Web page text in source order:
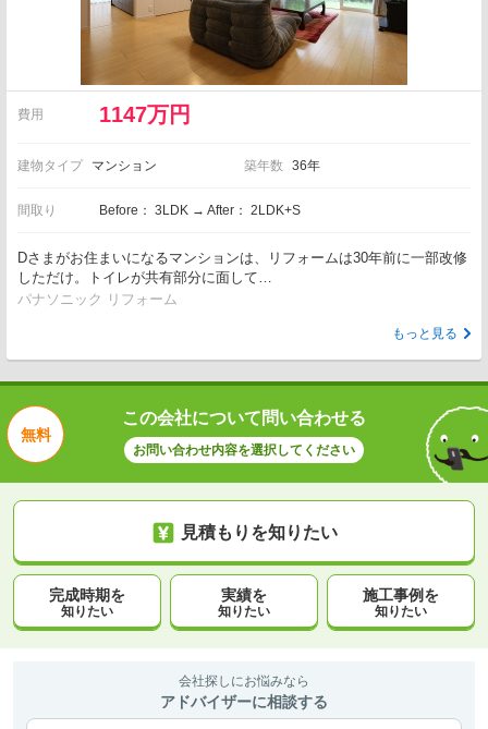
費用 1147万円
建物タイプ マンション 築年数 36年
間取り Before： 3LDK → After： 2LDK+S
Dさまがお住まいになるマンションは、リフォームは30年前に一部改修
しただけ。トイレが共有部分に面して…
パナソニック リフォーム
もっと見る
無料
この会社について問い合わせる
お問い合わせ内容を選択してください
見積もりを知りたい
完成時期を
知りたい
実績を
知りたい
施工事例を
知りたい
会社探しにお悩みなら
アドバイザーに相談する